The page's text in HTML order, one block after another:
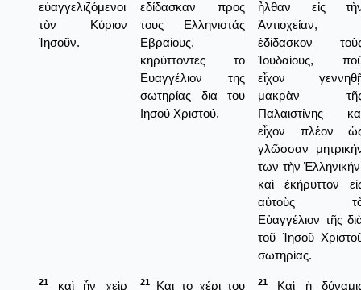
εὐαγγελιζόμενοι
τὸν Κύριον
Ἰησοῦν.
εδίδασκαν προς
τους Ελληνιστάς
Εβραίους,
κηρύττοντες το
Ευαγγέλιον της
σωτηρίας δια του
Ιησού Χριστού.
ἦλθαν εἰς
Ἀντιοχείαν,
ἐδίδασκον
Ἰουδαίους,
εἶχον
μακρὰν
Παλαιστίνης
εἶχον πλέον
γλῶσσαν
των τὴν
καὶ ἐκήρυττον
αὐτοὺς
Εὐαγγέλιον τῆς
τοῦ Ἰησοῦ
σωτηρίας.
21
καὶ ἦν χεὶρ
21
Και το χέρι του
21
Καὶ ἡ